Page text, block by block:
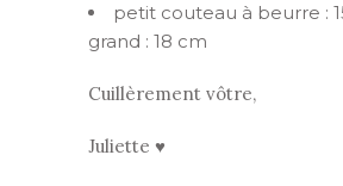
petit couteau à beurre :
grand : 18 cm
Cuillèrement vôtre,
Juliette ♥